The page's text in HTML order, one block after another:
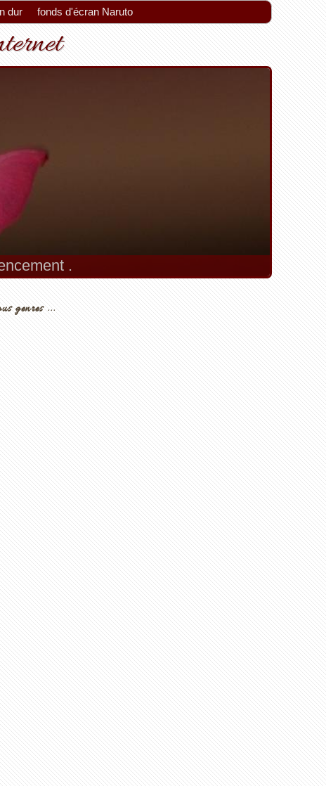
dur fonds d'écran Naruto
.
genres ...